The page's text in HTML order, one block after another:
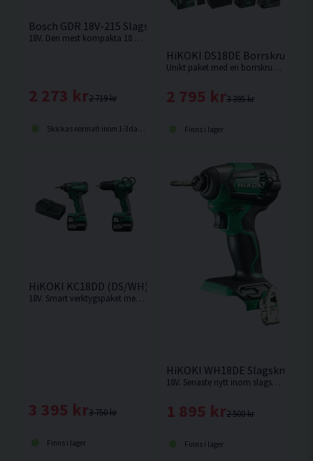
Bosch GDR 18V-215 Slagskruvdragare 18V L-BOXX
18V. Den mest kompakta 18 V-slagskruvdragaren från Bosch Professional. Levereras utan batteri och laddare.
2 719 kr
2 273 kr
Skickas normalt inom 1-3 dagar
HiKOKI DS18DE
Unikt paket med en borrskruvdragare med två olika batteristorlekar, snabbladdare samt bitssats. Kort maskinkropp och enastående balans med inbyggd säkerhetsfunktion mot "Kick back" Den bästa proffsborrskruvdragaren från HiKOKI !
3 395 kr
2 795 kr
Finns i lager
HiKOKI KC18DD (DS/WH) Verktygspaket 18V (2x5,0Ah)
18V. Smart verktygspaket med 2 st mycket kompakta och starka 18V batteriverktyg.
3 750 kr
3 395 kr
Finns i lager
HiKOKI WH18DE
18V. Senaste nytt inom slagskruvdragare från HiKOKI. Levereras utan batteri, laddare och låda men med manual.
2 500 kr
1 895 kr
Finns i lager